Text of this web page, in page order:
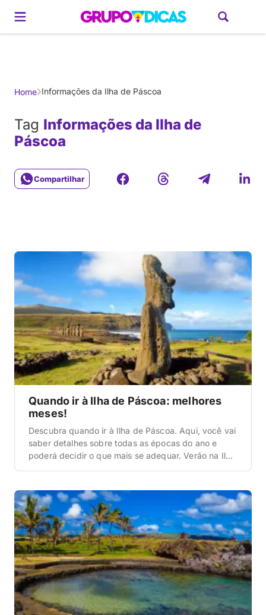
Gerador de RoteirosAmérica do SulBrasilCaribe EuropaEstados
Home Informações da Ilha de Páscoa
Tag Informações da Ilha de
Páscoa
Compartilhar
Quando ir à Ilha de Páscoa: melhores
meses!
Descubra quando ir à Ilha de Páscoa. Aqui, você vai
saber detalhes sobre todas as épocas do ano e
poderá decidir o que mais se adequar. Verão na Ilha
temporada. Sendo assim, espere encontrar a região
[…]